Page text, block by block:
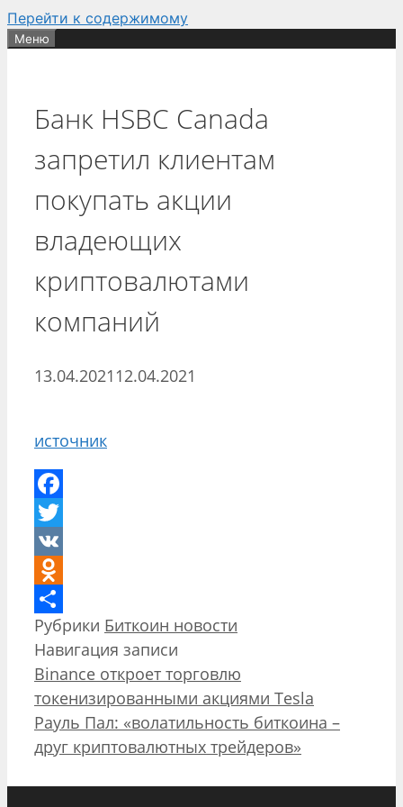
Перейти к содержимому
Меню
Банк HSBC Canada
запретил клиентам
покупать акции
владеющих
криптовалютами
компаний
13.04.2021 12.04.2021
источник
Facebook
Twitter
VK
Odnoklassniki
Отправить
Рубрики Биткоин новости
Навигация записи
Binance откроет торговлю
токенизированными акциями Tesla
Рауль Пал: «волатильность биткоина –
друг криптовалютных трейдеров»